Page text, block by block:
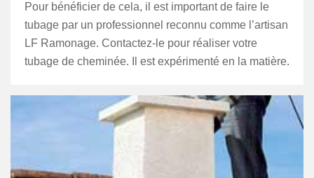
Pour bénéficier de cela, il est important de faire le
tubage par un professionnel reconnu comme l’artisan
LF Ramonage. Contactez-le pour réaliser votre
tubage de cheminée. Il est expérimenté en la matière.